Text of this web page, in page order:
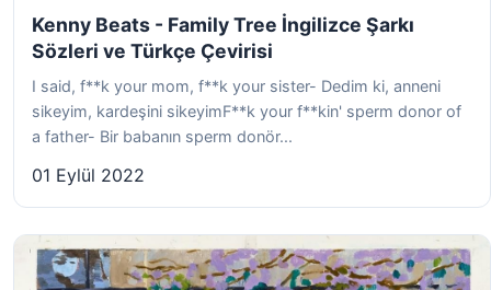
Kenny Beats - Family Tree İngilizce Şarkı
Sözleri ve Türkçe Çevirisi
I said, f**k your mom, f**k your sister- Dedim ki, anneni
sikeyim, kardeşini sikeyimF**k your f**kin' sperm donor of
a father- Bir babanın sperm donör...
01 Eylül 2022